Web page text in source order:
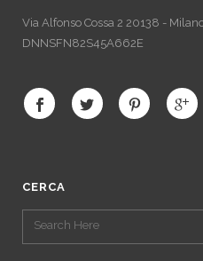
Via Alfonso Cossa 2 20138 -
DNNSFN82S45A662E
CERCA